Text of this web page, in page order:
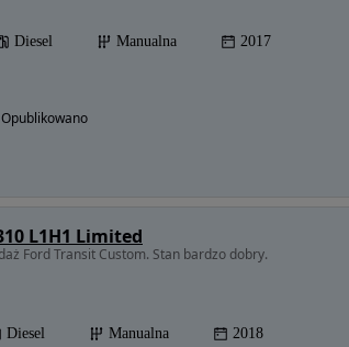
Diesel Manualna 2017
L1H1 Limited
Ford Transit Custom. Stan bardzo dobry.
Diesel Manualna 2018